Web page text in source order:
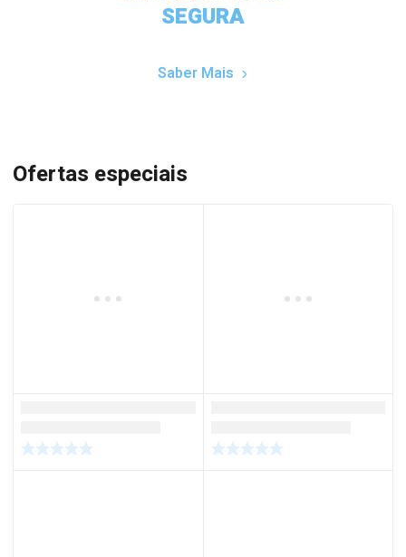
SEGURA
Saber Mais
Ofertas especiais